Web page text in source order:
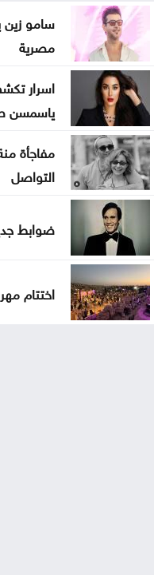
سامو زين
مصرية
اسرار
ياسمسن
مفاجأة
التواصل
ضوابط
اختتام